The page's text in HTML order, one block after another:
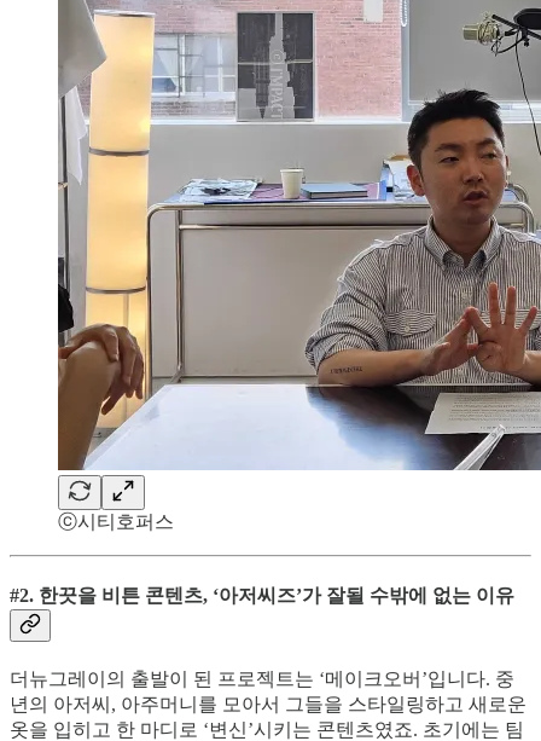
ⓒ시티호퍼스
#2. 한끗을 비튼 콘텐츠, ‘아저씨즈’가 잘될 수밖에 없는 이유
더뉴그레이의 출발이 된 프로젝트는 ‘메이크오버’입니다. 중
년의 아저씨, 아주머니를 모아서 그들을 스타일링하고 새로운
옷을 입히고 한 마디로 ‘변신’시키는 콘텐츠였죠. 초기에는 팀